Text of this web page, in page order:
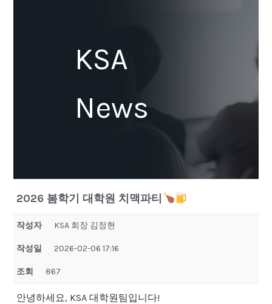
KSA
News
2026 봄학기 대학원 치맥파티
작성자 KSA 회장 김정현
작성일 2026-02-06 17:16
조회 867
안녕하세요, KSA 대학원팀입니다!